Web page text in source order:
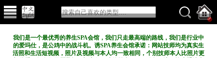
我们是一个最优秀的养生SPA会馆，我们只走最高端的路线，我们是行业中
的爱玛仕，是公鸡中的战斗机。诱SPA养生会馆承诺：网站技师均为真实生
活照和生活短视频，照片及视频与本人均一致相同，个别技师本人比照片更